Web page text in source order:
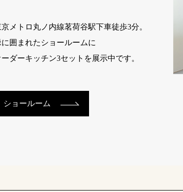
メトロ丸ノ内線茗荷谷駅下車徒歩3分。
に囲まれたショールームに
ーダーキッチン3セットを展示中です。
ショールーム